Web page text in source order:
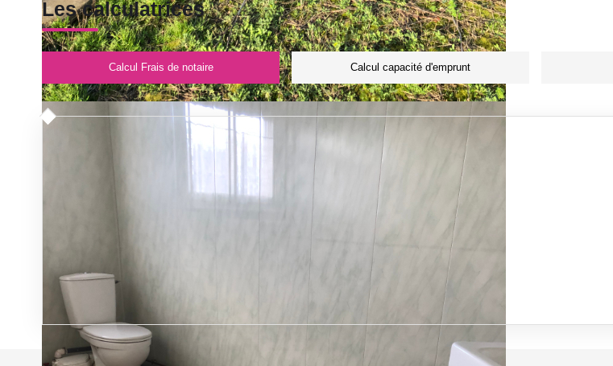
Les calculatrices
Calcul Frais de notaire Calcul capacité d'emprunt